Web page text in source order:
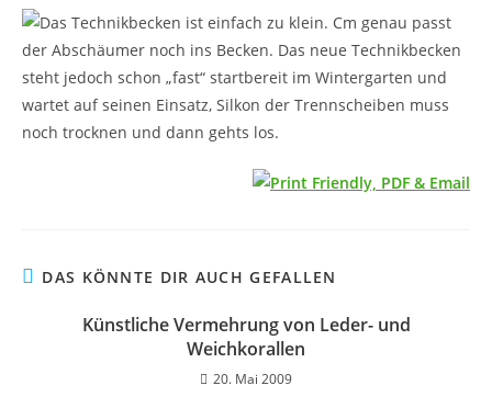
Das Technikbecken ist einfach zu klein. Cm genau passt
der Abschäumer noch ins Becken. Das neue Technikbecken
steht jedoch schon „fast“ startbereit im Wintergarten und
wartet auf seinen Einsatz, Silkon der Trennscheiben muss
noch trocknen und dann gehts los.
DAS KÖNNTE DIR AUCH GEFALLEN
Künstliche Vermehrung von Leder- und
Weichkorallen
20. Mai 2009